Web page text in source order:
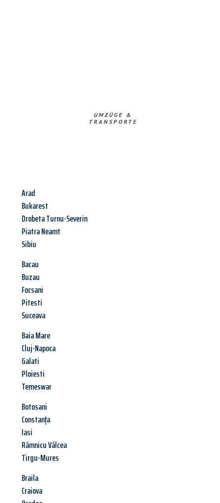
UMZÜGE &
TRANSPORTE
Arad
Bukarest
Drobeta Turnu-Severin
Piatra Neamt
Sibiu
Bacau
Buzau
Focsani
Pitesti
Suceava
Baia Mare
Cluj-Napoca
Galati
Ploiesti
Temeswar
Botosani
Constanța
Iasi
Râmnicu Vâlcea
Tirgu-Mures
Braila
Craiova